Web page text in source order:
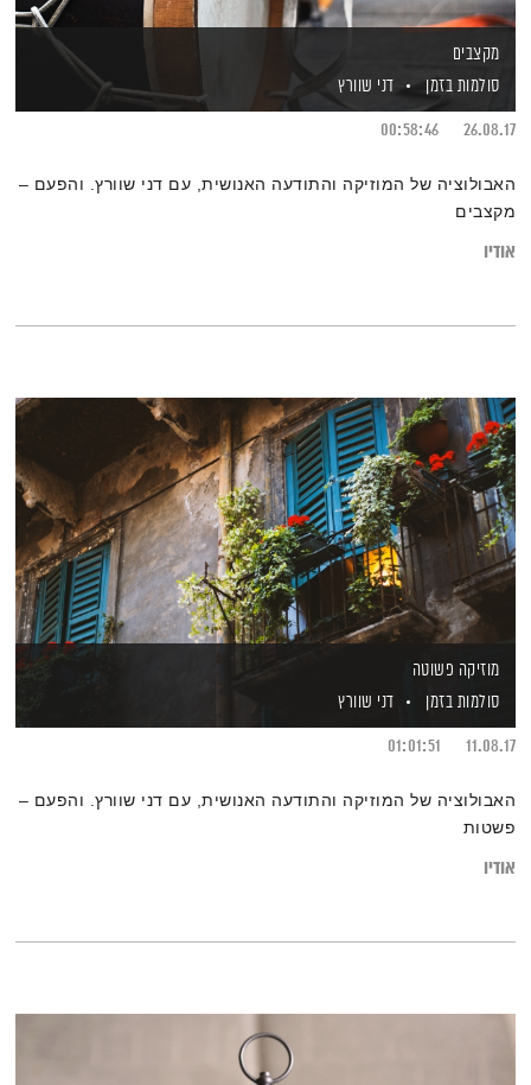
מקצבים
סולמות בזמן
דני שוורץ
26.08.17
00:58:46
האבולוציה של המוזיקה והתודעה האנושית, עם דני שוורץ. והפעם –
מקצבים
אודיו
מוזיקה פשוטה
סולמות בזמן
דני שוורץ
11.08.17
01:01:51
האבולוציה של המוזיקה והתודעה האנושית, עם דני שוורץ. והפעם –
פשטות
אודיו